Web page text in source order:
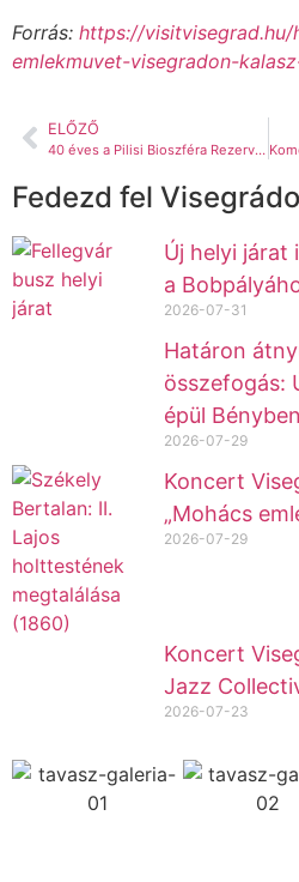
Forrás: https://
emlekmuvet-visegradon-
ELŐZŐ
40 éves a Pilisi Bioszféra Rezervátum
Fedezd fel
Új helyi járat
a
2026-07-31
Határon
összefogás:
épül Bényben
2026-07-29
Koncert
„Mohács
2026-07-29
Koncert
Jazz
2026-07-23